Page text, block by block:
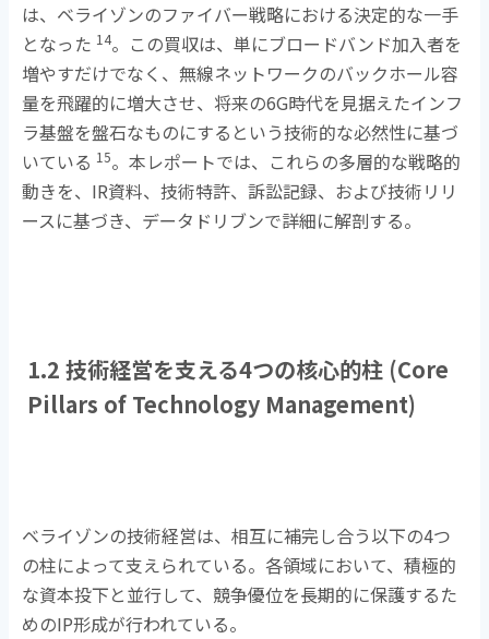
は、ベライゾンのファイバー戦略における決定的な一手
となった 14。この買収は、単にブロードバンド加入者を
増やすだけでなく、無線ネットワークのバックホール容
量を飛躍的に増大させ、将来の6G時代を見据えたインフ
ラ基盤を盤石なものにするという技術的な必然性に基づ
いている 15。本レポートでは、これらの多層的な戦略的
動きを、 IR資料、技術特許、訴訟記録、および技術リリ
ースに基づき、データドリブンで詳細に解剖する。
1.2 技術経営を支える4つの核心的柱 (Core
Pillars of Technology Management)
ベライゾンの技術経営は、相互に補完し合う以下の4つ
の柱によって支えられている。各領域において、積極的
な資本投下と並行して、競争優位を長期的に保護するた
めのIP形成が行われている。